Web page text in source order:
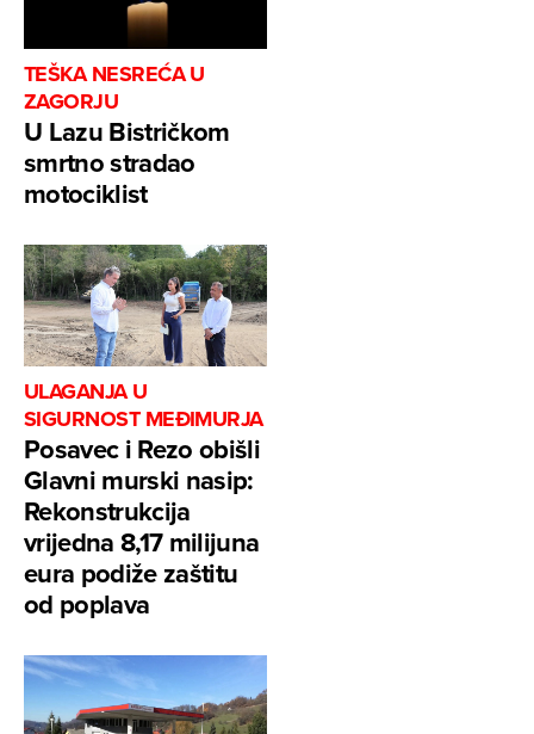
TEŠKA NESREĆA U
ZAGORJU
U Lazu Bistričkom
smrtno stradao
motociklist
ULAGANJA U
SIGURNOST MEĐIMURJA
Posavec i Rezo obišli
Glavni murski nasip:
Rekonstrukcija
vrijedna 8,17 milijuna
eura podiže zaštitu
od poplava